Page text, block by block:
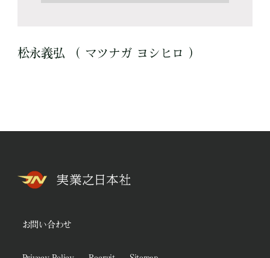
松永義弘 （ マツナガ ヨシヒロ ）
お問い合わせ